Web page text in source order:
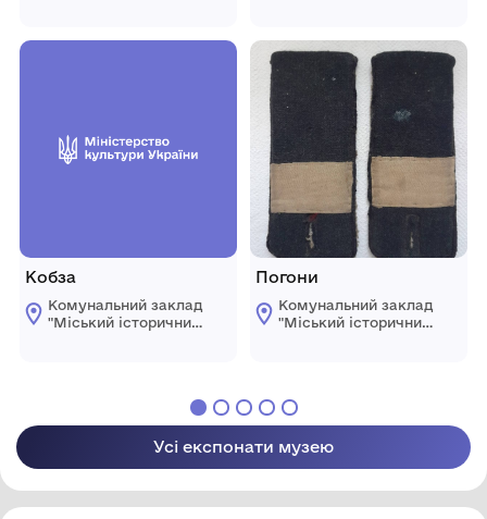
Кобза
Комунальний заклад
"Mіський історичний
Погони
Комунальний заклад
"Mіський історичний
Усі експонати музею